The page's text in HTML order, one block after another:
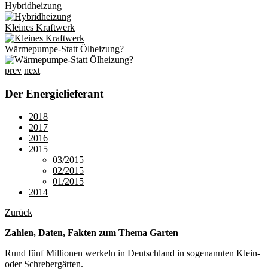
Hybridheizung
Kleines Kraftwerk
Wärmepumpe-Statt Ölheizung?
prev next
Der Energielieferant
2018
2017
2016
2015
03/2015
02/2015
01/2015
2014
Zurück
Zahlen, Daten, Fakten zum Thema Garten
Rund fünf Millionen werkeln in Deutschland in sogenannten Klein-
oder ­Schrebergärten.